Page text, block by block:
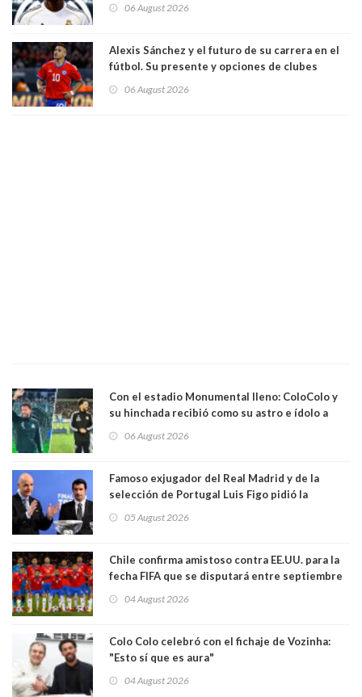
06 August 2026
Alexis Sánchez y el futuro de su carrera en el
fútbol. Su presente y opciones de clubes
06 August 2026
Con el estadio Monumental lleno: ColoColo y
su hinchada recibió como su astro e ídolo a
06 August 2026
Famoso exjugador del Real Madrid y de la
selección de Portugal Luis Figo pidió la
comportamiento más bajo y cobarde que he
05 August 2026
Chile confirma amistoso contra EE.UU. para la
fecha FIFA que se disputará entre septiembre
04 August 2026
Colo Colo celebró con el fichaje de Vozinha:
"Esto sí que es aura"
04 August 2026